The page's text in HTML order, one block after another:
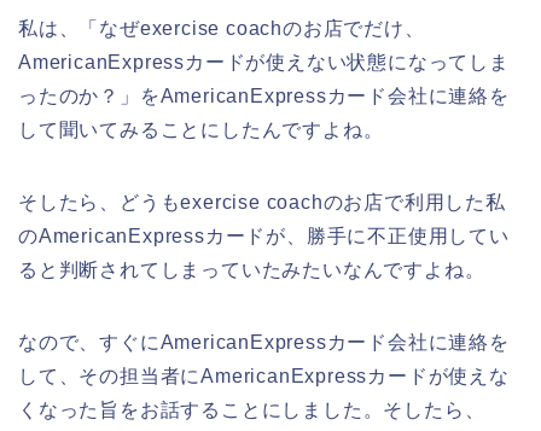
私は、「なぜexercise coachのお店でだけ、
AmericanExpressカードが使えない状態になってしま
ったのか？」をAmericanExpressカード会社に連絡を
して聞いてみることにしたんですよね。
そしたら、どうもexercise coachのお店で利用した私
のAmericanExpressカードが、勝手に不正使用してい
ると判断されてしまっていたみたいなんですよね。
なので、すぐにAmericanExpressカード会社に連絡を
して、その担当者にAmericanExpressカードが使えな
くなった旨をお話することにしました。そしたら、